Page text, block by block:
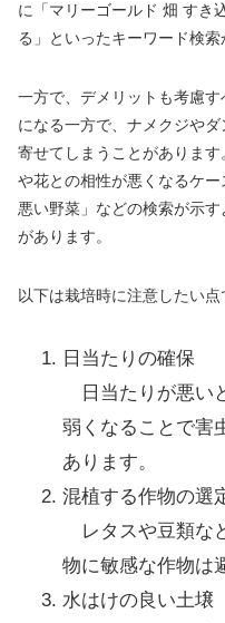
に「マリーゴールド 畑 すき
る」といったキーワード検索
一方で、デメリットも考慮
になる一方で、ナメクジや
寄せてしまうことがありま
や花との相性が悪くなるケ
悪い野菜」などの検索が示
があります。
以下は栽培時に注意したい点
日当たりの確保
日当たりが悪い
弱くなることで害
あります。
混植する作物の選
レタスや豆類な
物に敏感な作物は
水はけの良い土壌